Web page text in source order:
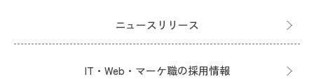
ニュースリリース
IT・Web・マーケ職の採用情報